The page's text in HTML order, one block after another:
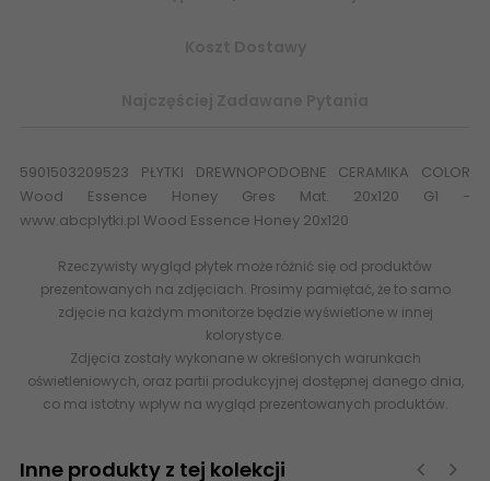
5901503209523 PŁYTKI DREWNOPODOBNE CERAMIKA COLOR
Wood Essence Honey Gres Mat. 20x120 G1 -
www.abcplytki.pl Wood Essence Honey 20x120
Rzeczywisty wygląd płytek może różnić się od produktów
prezentowanych na zdjęciach. Prosimy pamiętać, że to samo
zdjęcie na każdym monitorze będzie wyświetlone w innej
kolorystyce.
Zdjęcia zostały wykonane w określonych warunkach
oświetleniowych, oraz partii produkcyjnej dostępnej danego dnia,
co ma istotny wpływ na wygląd prezentowanych produktów.
Inne produkty z tej kolekcji